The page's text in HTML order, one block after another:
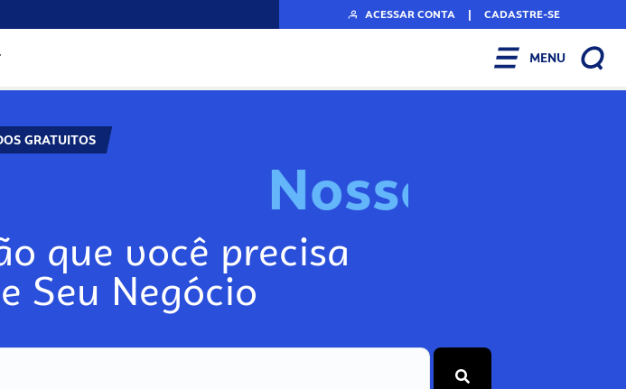
ACESSAR CONTA | CADASTRE-SE
MENU
GRATUITOS
Nosso
que você precisa
Seu Negócio